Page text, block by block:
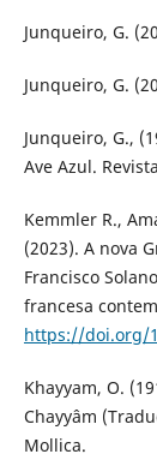
Junqueiro, G.
Junqueiro, G.
Junqueiro, G.,
Ave Azul.
Kemmler R.,
(2023). A nova
Francisco
francesa
https://doi.org/
Khayyam, O.
Chayyâm
Mollica.